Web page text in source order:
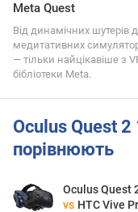
Meta Quest
Від динамічних шутерів
медитативних
— тільки найцікавіше з
бібліотеки Meta.
Oculus Quest 2
порівнюють
Oculus Quest
vs HTC Vive